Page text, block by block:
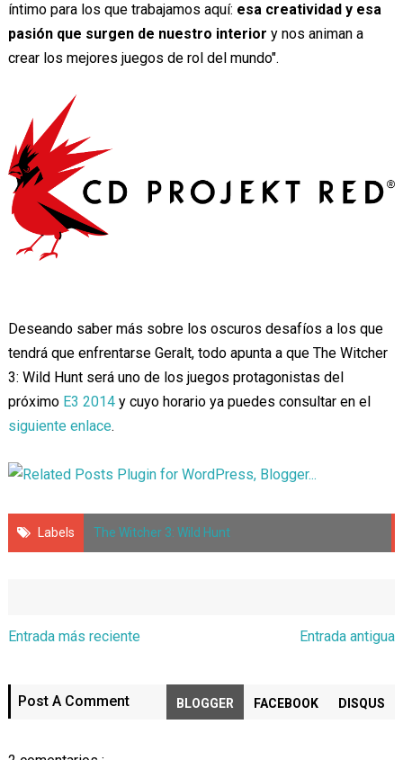
íntimo para los que trabajamos aquí: esa creatividad y esa
pasión que surgen de nuestro interior y nos animan a
crear los mejores juegos de rol del mundo".
Deseando saber más sobre los oscuros desafíos a los que
tendrá que enfrentarse Geralt, todo apunta a que The Witcher
3: Wild Hunt será uno de los juegos protagonistas del
próximo E3 2014y cuyo horario ya puedes consultar en el
siguiente enlace.
Labels The Witcher 3: Wild Hunt
Entrada más reciente Entrada antigua
Post A Comment BLOGGER FACEBOOK DISQUS